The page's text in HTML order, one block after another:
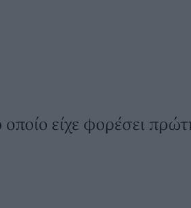
είχε φορέσει